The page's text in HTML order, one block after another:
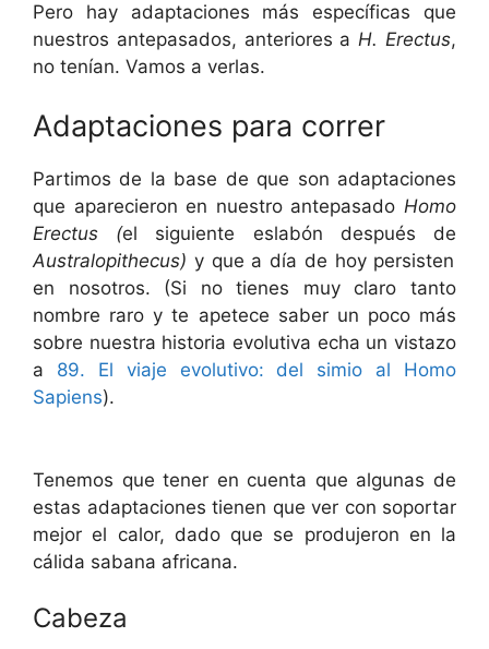
Pero hay adaptaciones más específicas que
nuestros antepasados, anteriores aH. Erectus,
no tenían. Vamos a verlas.
Adaptaciones para correr
Partimos de la base de que son adaptaciones
que aparecieron en nuestro antepasado Homo
Erectus (el siguiente eslabón después de
Australopithecus) y que a día de hoy persisten
en nosotros. (Si no tienes muy claro tanto
nombre raro y te apetece saber un poco más
sobre nuestra historia evolutiva echa un vistazo
a 89. El viaje evolutivo: del simio al Homo
Sapiens).
Tenemos que tener en cuenta que algunas de
estas adaptaciones tienen que ver con soportar
mejor el calor, dado que se produjeron en la
cálida sabana africana.
Cabeza